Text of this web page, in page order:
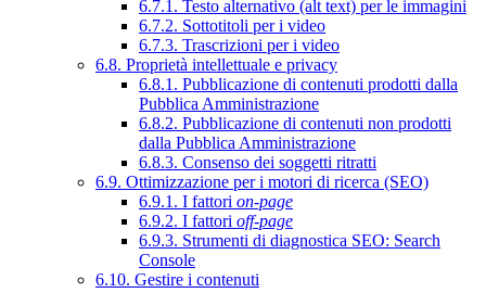
6.7.1. Testo alternativo (alt text) per le immagini
6.7.2. Sottotitoli per i video
6.7.3. Trascrizioni per i video
6.8. Proprietà intellettuale e privacy
6.8.1. Pubblicazione di contenuti prodotti dalla
Pubblica Amministrazione
6.8.2. Pubblicazione di contenuti non prodotti
dalla Pubblica Amministrazione
6.8.3. Consenso dei soggetti ritratti
6.9. Ottimizzazione per i motori di ricerca (SEO)
6.9.1. I fattori on-page
6.9.2. I fattori off-page
6.9.3. Strumenti di diagnostica SEO: Search
Console
6.10. Gestire i contenuti